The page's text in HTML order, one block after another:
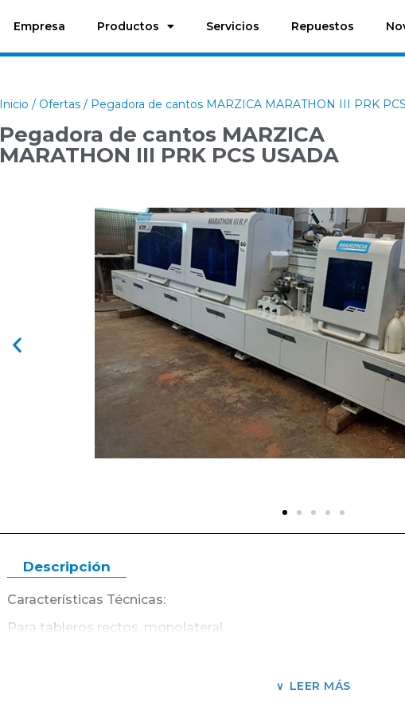
Empresa Productos Servicios Repuestos
Inicio / Ofertas / Pegadora de cantos MARZICA MARATHON III PRK
Pegadora de cantos MARZICA
MARATHON III PRK PCS USADA
Descripción
Características Técnicas:
Para tableros rectos, monolateral.
LEER MÁS